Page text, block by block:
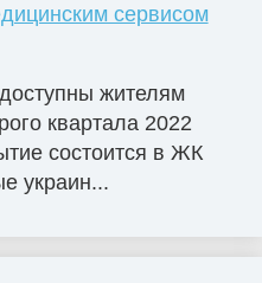
сервисом
жителям
квартала 2022
состоится в ЖК
украин...